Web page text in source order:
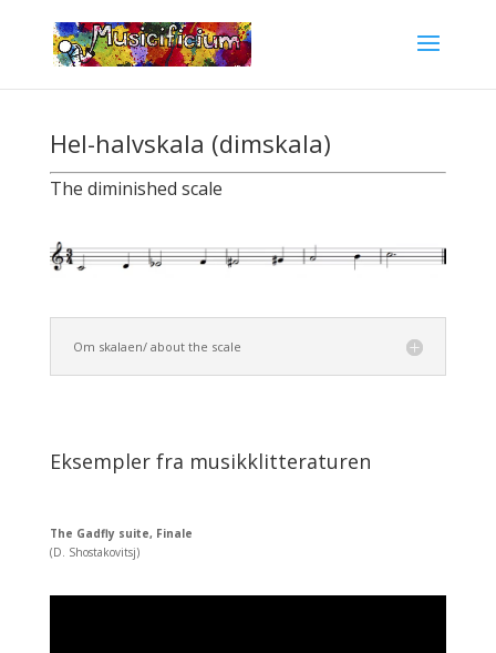
Hel-halvskala (dimskala)
The diminished scale
Om skalaen/ about the scale
Eksempler fra musikklitteraturen
The Gadfly suite, Finale
(D. Shostakovitsj)